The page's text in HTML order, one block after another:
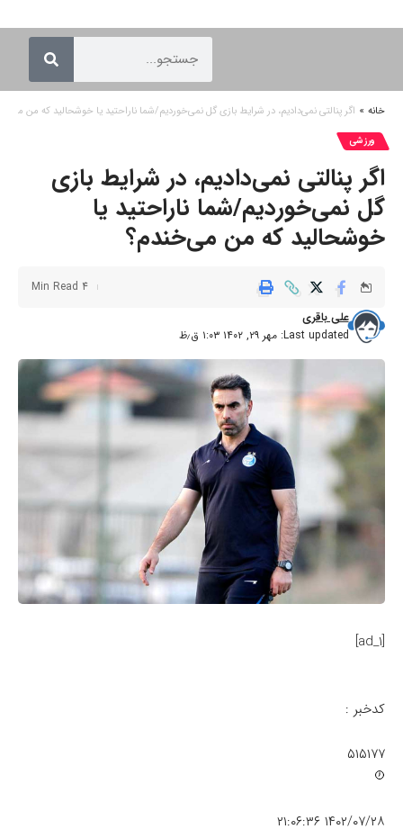
خانه » اگر پنالتی نمی‌دادیم، در شرایط بازی گل نمی‌خوردیم/شما ناراحتید یا خوشحالید که من
ورزشی
اگر پنالتی نمی‌دادیم، در شرایط بازی
گل نمی‌خوردیم/شما ناراحتید یا
خوشحالید که من می‌خندم؟
Last updated: مهر ۲۹, ۱۴۰۲ ۱:۰۳ ق٫ظ
علی باقری
4 Min Read
[ad_1]
کدخبر :
۵۱۵۱۷۷
۱۴۰۲/۰۷/۲۸ ۲۱:۰۶:۳۶